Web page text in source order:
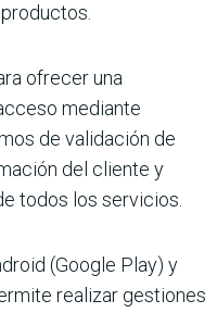
ofrecer una
mediante
de validación de
del cliente y
todos los servicios.
(Google Play) y
realizar gestiones